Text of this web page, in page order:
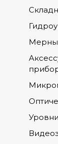
Уровни